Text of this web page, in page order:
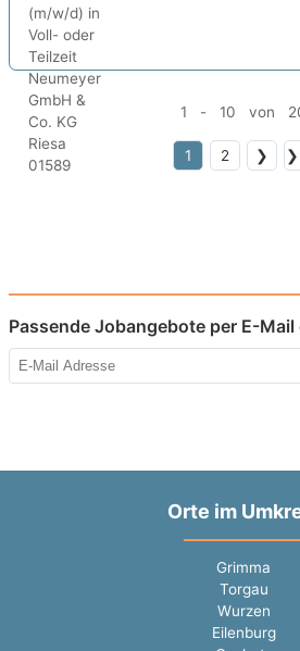
1 - 10 von
1 2 ❯
Passende Jobangebote per E-Mail
Orte im
Grimma
Torgau
Wurzen
Eilenburg